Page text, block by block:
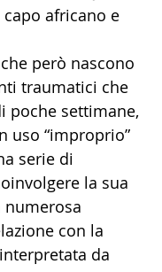
africano e
però nascono
traumatici che
poche settimane,
uso “improprio”
serie di
la sua
numerosa
con la
da